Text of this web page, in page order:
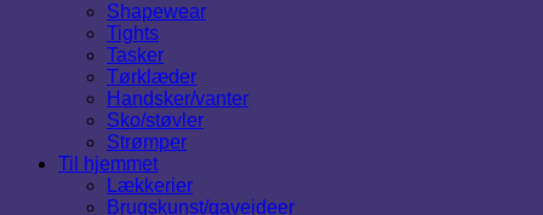
Shapewear
Tights
Tasker
Tørklæder
Handsker/vanter
Sko/støvler
Strømper
Til hjemmet
Lækkerier
Brugskunst/gaveideer